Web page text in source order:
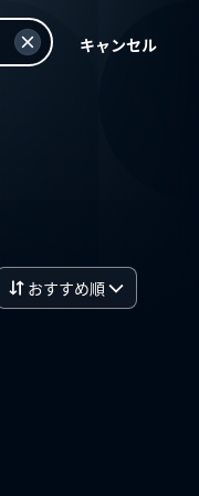
キャンセル
おすすめ順